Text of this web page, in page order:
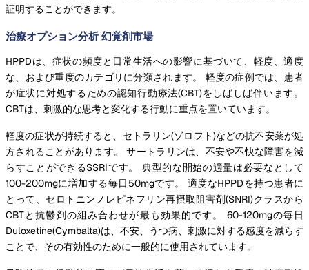
証明することができます。
治療オプション分析 幻覚剤市場
HPPDは、症状の頻度と日常生活への影響に基づいて、軽度、適度
な、および重度のカテゴリに分類されます。 軽度の症例では、患者
が症状に対処するための認知行動療法(CBT)をしばしば伴います。
CBTは、刺激的な思考と変化する行動に重点を置いています。
軽度の症状が持続すると、セトラリン(ゾロフト)などの抗不安薬が処
方されることがあります。 サートラリンは、不安や不快な障害を減
らすことができるSSRIです。 典型的な開始の適量は必要なとして
100-200mgに増加する毎日50mgです。 適度なHPPDを持つ患者に
とって、セロトニンノレピネフリン再摂取阻害剤(SNRI)クラスから
CBTと抗鬱剤の組み合わせが最も効果的です。 60-120mgの毎日
Duloxetine(Cymbalta)は、不安、うつ病、刺激に対する感度を減らす
ことで、その有効性のために一般的に使用されています。